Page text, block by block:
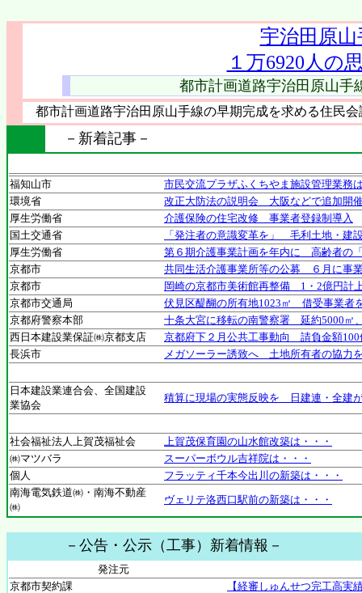
宇治田原
１万6920人の
都市計画道路宇治田原山手
都市計画道路宇治田原山手線の早期完成を求める住民
－新着記事－
福知山市
市民交流プラザふくちやま施設管理業務
環境省
改正大防法の説明会 大阪などで追加開
厚生労働省
介護保険の住宅改修 事業者登録制導入
国土交通省
「発注者の意識変革を」 毛利土地・建
厚生労働省
第６期介護事業計画を年内に 高齢者の
京都市
共同生活介護事業所等の公募 ６月に事
京都市
岡崎の京都市美術館再整備 1・2億円計
京都市交通局
伏見区醍醐の所有地1023㎡ 借受事業者
京都府警察本部
十条大宮に移転の南警察署 延約5000㎡
西日本建設業保証㈱京都支店
京都府下２月公共工事動向 請負金額100
長浜市
メガソーラー誘致へ 土地所有者の協力
日本建設業連合会、全国建設
業協会
積算に現場の実態反映を 日建連・全建
社会福祉法人上賀茂福祉会
上賀茂保育園の山水館改築は・・・
㈱マツバラ
スーパーボウル吉祥院は・・・
個人
フラッティ千本今出川の新築は・・・
南海電気鉄道㈱・南海不動産
㈱
ヴェリテ洛西口駅前の新築は・・・
－公告・公示（工事）新着情報－
発注元
京都市契約課
【経審しゅんせつ完工高